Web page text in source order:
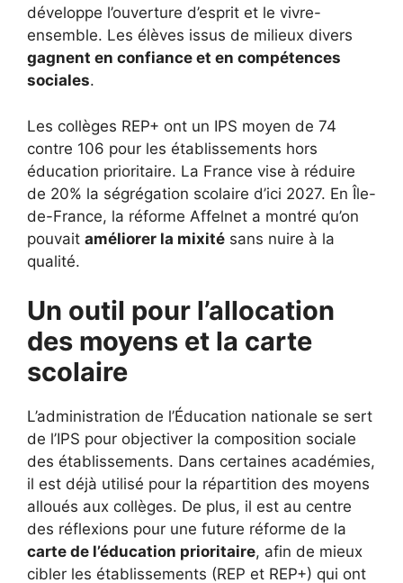
développe l’ouverture d’esprit et le vivre-
ensemble. Les élèves issus de milieux divers
gagnent en confiance et en compétences
sociales.
Les collèges REP+ ont un IPS moyen de 74
contre 106 pour les établissements hors
éducation prioritaire. La France vise à réduire
de 20% la ségrégation scolaire d’ici 2027. En Île-
de-France, la réforme Affelnet a montré qu’on
pouvait améliorer la mixité sans nuire à la
qualité.
Un outil pour l’allocation
des moyens et la carte
scolaire
L’administration de l’Éducation nationale se sert
de l’IPS pour objectiver la composition sociale
des établissements. Dans certaines académies,
il est déjà utilisé pour la répartition des moyens
alloués aux collèges. De plus, il est au centre
des réflexions pour une future réforme de la
carte de l’éducation prioritaire, afin de mieux
cibler les établissements (REP et REP+) qui ont